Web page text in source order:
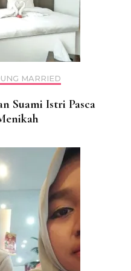
MARRIED
Suami Istri Pasca